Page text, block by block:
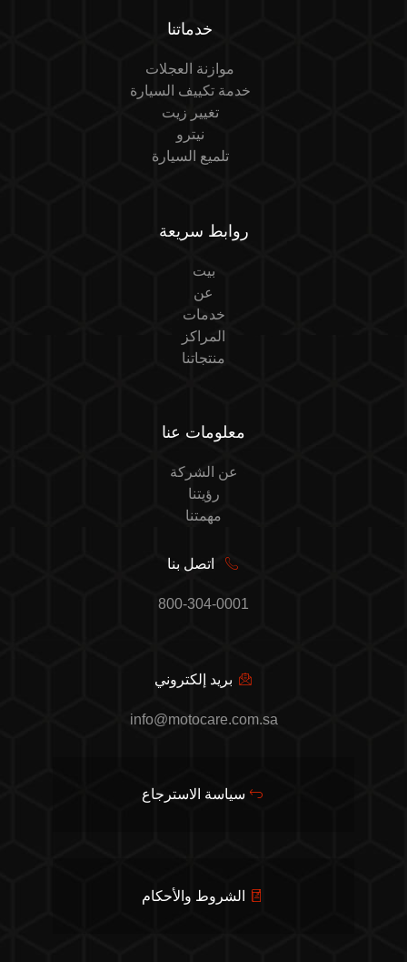
خدماتنا
موازنة العجلات
خدمة تكييف السيارة
تغيير زيت
نيترو
تلميع السيارة
روابط سريعة
بيت
عن
خدمات
المراكز
منتجاتنا
معلومات عنا
عن الشركة
رؤيتنا
مهمتنا
اتصل بنا
800-304-0001
بريد إلكتروني
info@motocare.com.sa
سياسة الاسترجاع
الشروط والأحكام